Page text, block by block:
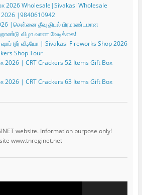
2026 Wholesale|Sivakasi Wholesale
|9840610942
|சென்னை தீவு திடல் பிரமாண்டமான
விழா வாண வேடிக்கை!
ஷாப் டூர் வீடியோ | Sivakasi Fireworks Shop 2026
Shop Tour
2026 | CRT Crackers 52 Items Gift Box
2026 | CRT Crackers 63 Items Gift Box
website. Information purpose only!
www.tnreginet.net